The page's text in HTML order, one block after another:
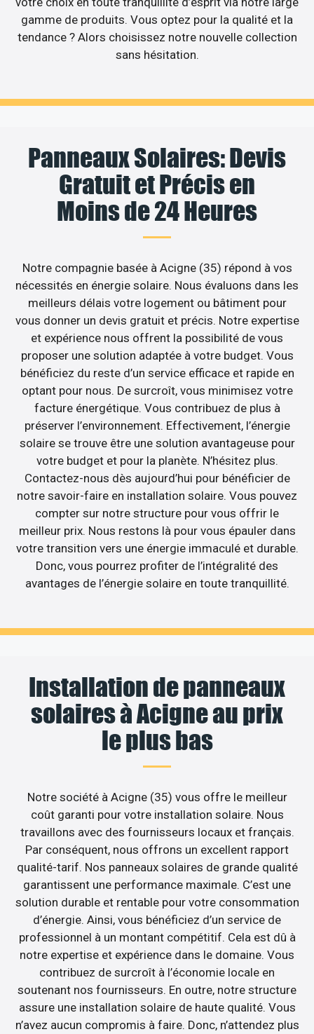
gamme de produits. Vous optez pour la qualité et la
tendance ? Alors choisissez notre nouvelle collection
sans hésitation.
Panneaux Solaires: Devis
Gratuit et Précis en
Moins de 24 Heures
Notre compagnie basée à Acigne (35) répond à vos
nécessités en énergie solaire. Nous évaluons dans les
meilleurs délais votre logement ou bâtiment pour
vous donner un devis gratuit et précis. Notre expertise
et expérience nous offrent la possibilité de vous
proposer une solution adaptée à votre budget. Vous
bénéficiez du reste d’un service efficace et rapide en
optant pour nous. De surcroît, vous minimisez votre
facture énergétique. Vous contribuez de plus à
préserver l’environnement. Effectivement, l’énergie
solaire se trouve être une solution avantageuse pour
votre budget et pour la planète. N’hésitez plus.
Contactez-nous dès aujourd’hui pour bénéficier de
notre savoir-faire en installation solaire. Vous pouvez
compter sur notre structure pour vous offrir le
meilleur prix. Nous restons là pour vous épauler dans
votre transition vers une énergie immaculé et durable.
Donc, vous pourrez profiter de l’intégralité des
avantages de l’énergie solaire en toute tranquillité.
Installation de panneaux
solaires à Acigne au prix
le plus bas
Notre société à Acigne (35) vous offre le meilleur
coût garanti pour votre installation solaire. Nous
travaillons avec des fournisseurs locaux et français.
Par conséquent, nous offrons un excellent rapport
qualité-tarif. Nos panneaux solaires de grande qualité
garantissent une performance maximale. C’est une
solution durable et rentable pour votre consommation
d’énergie. Ainsi, vous bénéficiez d’un service de
professionnel à un montant compétitif. Cela est dû à
notre expertise et expérience dans le domaine. Vous
contribuez de surcroît à l’économie locale en
soutenant nos fournisseurs. En outre, notre structure
assure une installation solaire de haute qualité. Vous
n’avez aucun compromis à faire. Donc, n’attendez plus